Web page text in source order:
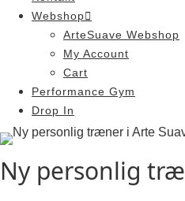
Webshop
ArteSuave Webshop
My Account
Cart
Performance Gym
Drop In
Ny personlig